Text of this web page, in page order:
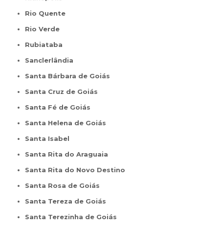
Rio Quente
Rio Verde
Rubiataba
Sanclerlândia
Santa Bárbara de Goiás
Santa Cruz de Goiás
Santa Fé de Goiás
Santa Helena de Goiás
Santa Isabel
Santa Rita do Araguaia
Santa Rita do Novo Destino
Santa Rosa de Goiás
Santa Tereza de Goiás
Santa Terezinha de Goiás